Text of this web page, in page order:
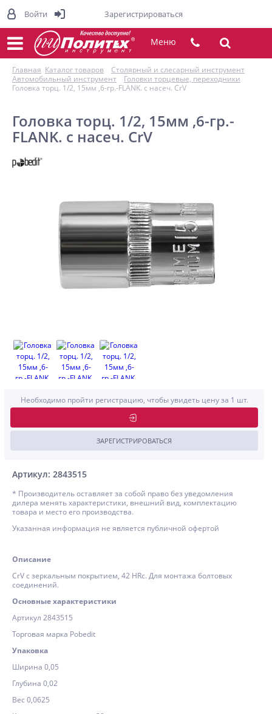
Меню
Главная Каталог товаров
Столярный и слесарный инструмент
Автомобильный инструмент
Головки торцевые, переходники
Головка торц. 1/2, 15мм ,6-гр.-FLANK. с насеч. CrV
Головка торц. 1/2, 15мм ,6-гр.-
FLANK. с насеч. CrV
Артикул: 2843515
Необходимо пройти регистрацию, чтобы увидеть цену за 1 шт.
ЗАРЕГИСТРИРОВАТЬСЯ
* Производитель оставляет за собой право без уведомления
дилера менять характеристики, внешний вид, комплектацию
товара и место его производства.
Указанная информация не является публичной офертой
Описание
CrV c зеркальным покрытием, 42 HRс. Для монтажа болтовых
соединений.
Основные характеристики
Артикул 2843515
Торговая марка Pobedit
Упаковка
Ширина 0,05
Глубина 0,02
Вес 0,0625
Войти Зарегистрироваться